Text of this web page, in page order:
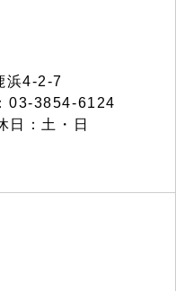
浜4-2-7
03-3854-6124
日：土・日